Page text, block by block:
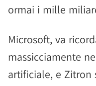
ormai i mille
Microsoft, va
massicciamente
artificiale, e Zitron